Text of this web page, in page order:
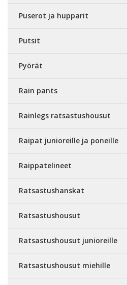
Puserot ja hupparit
Putsit
Pyörät
Rain pants
Rainlegs ratsastushousut
Raipat junioreille ja poneille
Raippatelineet
Ratsastushanskat
Ratsastushousut
Ratsastushousut junioreille
Ratsastushousut miehille